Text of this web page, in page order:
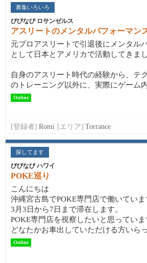
募集いろいろ
びびなび ロサンゼルス
アスリートのメンタルパフォーマン
元プロアスリートで引退後にメンタル
として日本とアメリカで活動してきまし
自身のアスリート時代の経験から、テ
のトレーニング以外に、実際にゲーム
Online
[登録者] Romi [エリア] Torrance
探してます
びびなび ハワイ
POKE巡り
こんにちは
沖縄宮古島でPOKE専門店で働いていま
3月3日から7日まで滞在します。
POKE専門店を視察したいと思っていま
どなたかお車出していただける方いら
Online